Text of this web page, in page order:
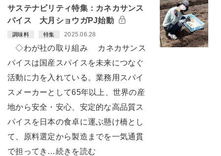
サステナビリティ特集：カネカサンス
パイス 大月ショウガPJ始動
調味料 特集 2025.06.28
◇わが社の取り組み カネカサンス
パイスは国産スパイスを未来につなぐ
活動に力を入れている。業務用スパイ
スメーカーとして65年以上、世界の産
地から安全・安心、安定的な高品質ス
パイスを日本の食卓に運ぶ懸け橋とし
て、原料選定から製造までを一気通貫
で担ってき…続きを読む